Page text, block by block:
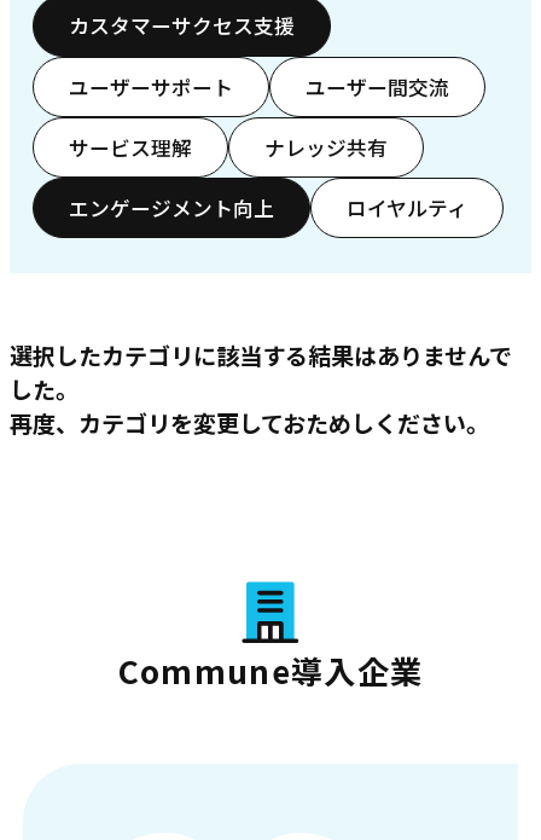
カスタマーサクセス支援
ユーザーサポート ユーザー間交流
サービス理解 ナレッジ共有
エンゲージメント向上 ロイヤルティ
選択したカテゴリに該当する結果はありませんで
した。
再度、カテゴリを変更しておためしください。
Commune導入企業